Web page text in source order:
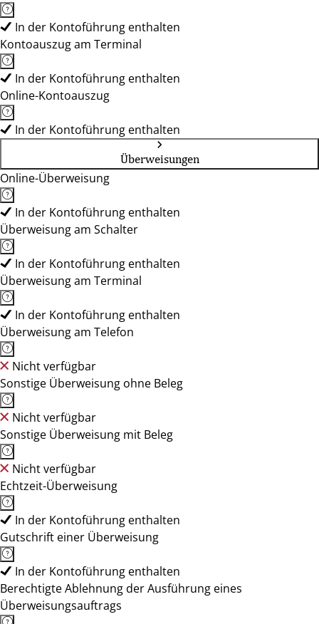
In der Kontoführung enthalten
Kontoauszug am Terminal
In der Kontoführung enthalten
Online-Kontoauszug
In der Kontoführung enthalten
Überweisungen
Online-Überweisung
In der Kontoführung enthalten
Überweisung am Schalter
In der Kontoführung enthalten
Überweisung am Terminal
In der Kontoführung enthalten
Überweisung am Telefon
Nicht verfügbar
Sonstige Überweisung ohne Beleg
Nicht verfügbar
Sonstige Überweisung mit Beleg
Nicht verfügbar
Echtzeit-Überweisung
In der Kontoführung enthalten
Gutschrift einer Überweisung
In der Kontoführung enthalten
Berechtigte Ablehnung der Ausführung eines
Überweisungsauftrags